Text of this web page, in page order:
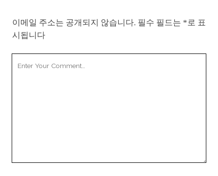
이메일 주소는 공개되지 않습니다. 필수 필드는 *로 표
시됩니다